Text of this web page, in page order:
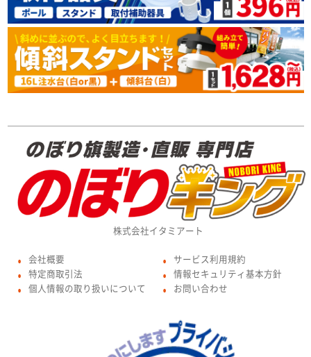
株式会社イタミアート
● 会社概要
● 特定商取引法
● 個人情報の取り扱いについて
● サービス利用規約
● 情報セキュリティ基本方針
● お問い合わせ